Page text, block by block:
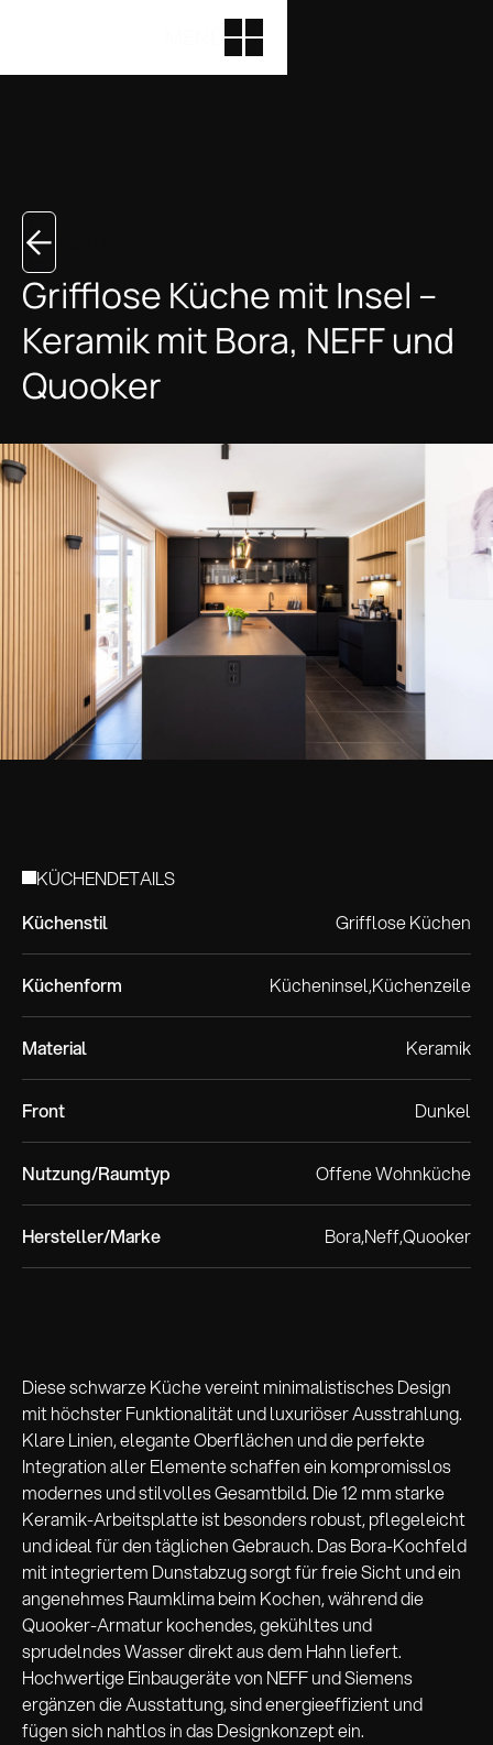
MENÜ
Grifflose Küche mit Insel –
Keramik mit Bora, NEFF und
Quooker
KÜCHENDETAILS
Küchenstil
Grifflose Küchen
Küchenform Kücheninsel Küchenzeile
Material Keramik
Front Dunkel
Nutzung/Raumtyp Offene Wohnküche
Hersteller/Marke BoraNeffQuooker
Diese schwarze Küche vereint minimalistisches Design
mit höchster Funktionalität und luxuriöser Ausstrahlung.
Klare Linien, elegante Oberflächen und die perfekte
Integration aller Elemente schaffen ein kompromisslos
modernes und stilvolles Gesamtbild. Die 12 mm starke
Keramik-Arbeitsplatte ist besonders robust, pflegeleicht
und ideal für den täglichen Gebrauch. Das Bora-Kochfeld
mit integriertem Dunstabzug sorgt für freie Sicht und ein
angenehmes Raumklima beim Kochen, während die
Quooker-Armatur kochendes, gekühltes und
sprudelndes Wasser direkt aus dem Hahn liefert.
Hochwertige Einbaugeräte von NEFF und Siemens
ergänzen die Ausstattung, sind energieeffizient und
fügen sich nahtlos in das Designkonzept ein.